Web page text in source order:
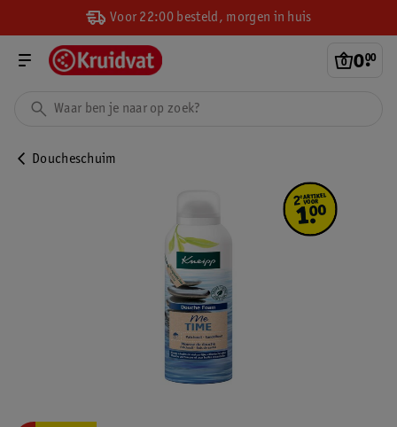
Voor 22:00 besteld, morgen in huis
0.
00
Doucheschuim